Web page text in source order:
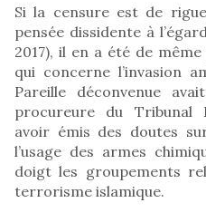
Si la censure est de
pensée dissidente à
2017), il en a été de
qui concerne l’invasion
Pareille déconvenue
procureure du Tribunal
avoir émis des doutes
l’usage des armes
doigt les groupements
terrorisme islamique.